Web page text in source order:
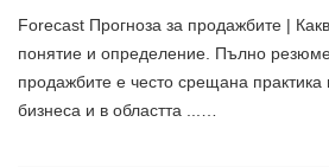
Forecast Прогноза за продажбите |
понятие и определение. Пълно
продажбите е често срещана практика
бизнеса и в областта ...…